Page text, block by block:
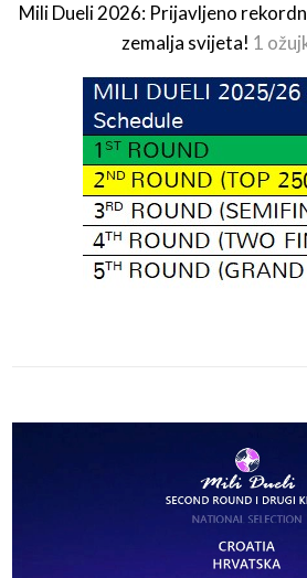
Mili Dueli 2026: Prijavljeno
zemalja svijeta! 1